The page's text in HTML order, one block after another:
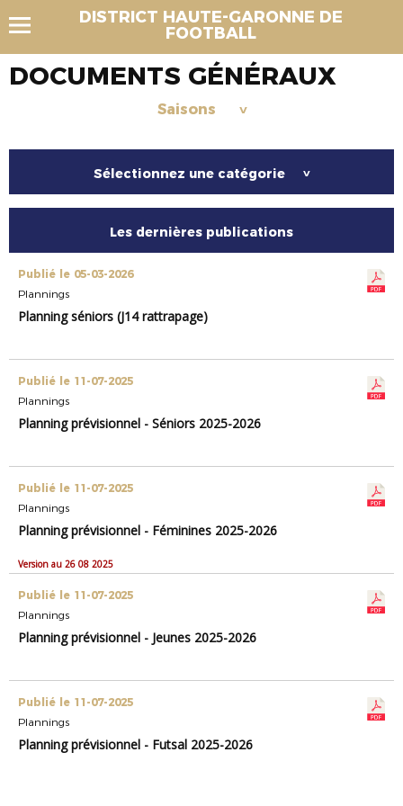
DISTRICT HAUTE-GARONNE DE
FOOTBALL
DOCUMENTS GÉNÉRAUX
Saisons >
Sélectionnez une catégorie >
Les dernières publications
Publié le 05-03-2026
Plannings
Planning séniors (J14 rattrapage)
Publié le 11-07-2025
Plannings
Planning prévisionnel - Séniors 2025-2026
Publié le 11-07-2025
Plannings
Planning prévisionnel - Féminines 2025-2026
Version au 26 08 2025
Publié le 11-07-2025
Plannings
Planning prévisionnel - Jeunes 2025-2026
Publié le 11-07-2025
Plannings
Planning prévisionnel - Futsal 2025-2026